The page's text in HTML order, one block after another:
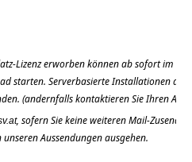
Lizenz erworben können ab sofort im
starten. Serverbasierte Installationen
(andernfalls kontaktieren Sie Ihren
, sofern Sie keine weiteren Mail-
Aussendungen ausgehen.